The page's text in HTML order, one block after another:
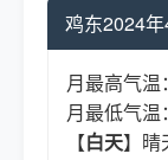
鸡东2024
月最高气
月最低气
【白天】晴